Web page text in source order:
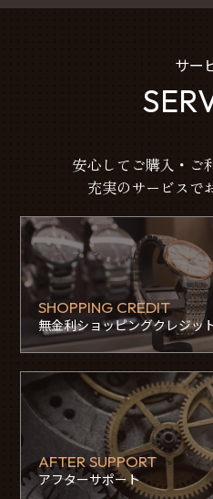
サー
安心してご購入・ご
充実のサービスで
SHOPPING CREDIT
無金利ショッピングクレジッ
AFTER SUPPORT
アフターサポート